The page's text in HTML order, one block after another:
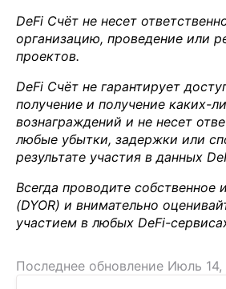
DeFi Счёт не несет
организацию, проведение или
проектов.
DeFi Счёт не гарантирует
получение и получение каких-
вознаграждений и не несет
любые убытки, задержки или
результате участия в данных
Всегда проводите собственное
(DYOR) и внимательно
участием в любых DeFi-
Последнее обновление Июль